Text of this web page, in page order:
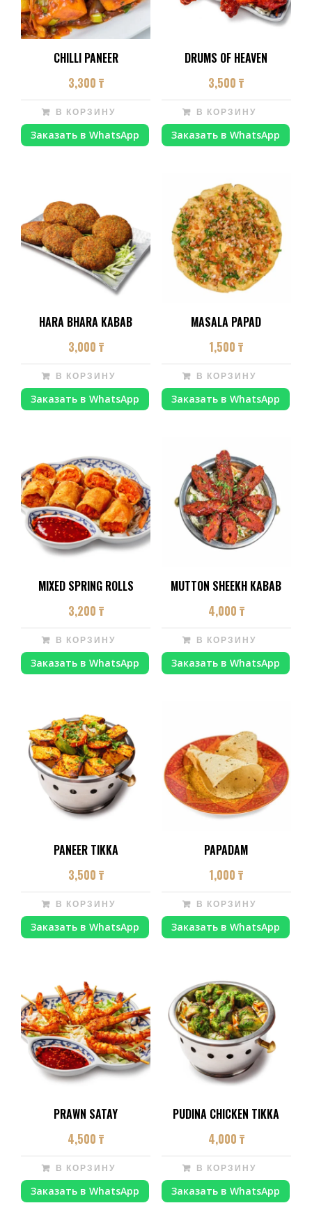
CHILLI PANEER
3,300 ₸
В КОРЗИНУ
Заказать в WhatsApp
DRUMS OF HEAVEN
3,500₸
В КОРЗИНУ
Заказать в WhatsApp
HARA BHARA KABAB
3,000 ₸
В КОРЗИНУ
Заказать в WhatsApp
MASALA PAPAD
1,500₸
В КОРЗИНУ
Заказать в WhatsApp
MIXED SPRING ROLLS
3,200 ₸
В КОРЗИНУ
Заказать в WhatsApp
MUTTON SHEEKH KABAB
4,000 ₸
В КОРЗИНУ
Заказать в WhatsApp
PANEER TIKKA
3,500 ₸
В КОРЗИНУ
Заказать в WhatsApp
PAPADAM
1,000₸
В КОРЗИНУ
Заказать в WhatsApp
PRAWN SATAY
4,500₸
В КОРЗИНУ
Заказать в WhatsApp
PUDINA CHICKEN TIKKA
4,000 ₸
В КОРЗИНУ
Заказать в WhatsApp